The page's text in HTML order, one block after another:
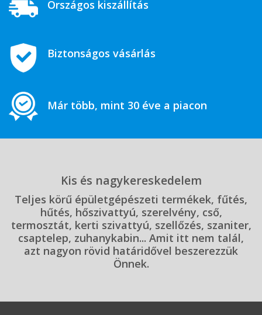
Országos kiszállítás
Biztonságos vásárlás
Már több, mint 30 éve a piacon
Kis és nagykereskedelem
Teljes körű épületgépészeti termékek, fűtés,
hűtés, hőszivattyú, szerelvény, cső,
termosztát, kerti szivattyú, szellőzés, szaniter,
csaptelep, zuhanykabin... Amit itt nem talál,
azt nagyon rövid határidővel beszerezzük
Önnek.